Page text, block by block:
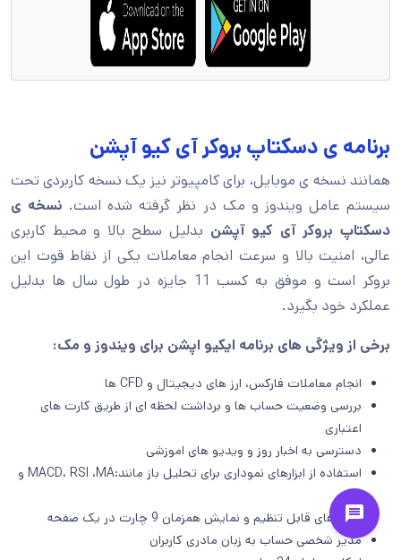
برنامه ی دسکتاپ بروکر آی کیو آپشن
همانند نسخه ی موبایل، برای کامپیوتر نیز یک نسخه کاربردی تحت
سیستم عامل ویندوز و مک در نظر گرفته شده است. نسخه ی
دسکتاپ بروکر آی کیو آپشن بدلیل سطح بالا و محیط کاربری
عالی، امنیت بالا و سرعت انجام معاملات یکی از نقاط قوت این
بروکر است و موفق به کسب 11 جایزه در طول سال ها بدلیل
عملکرد خود بگیرد.
برخی از ویژگی های برنامه ایکیو اپشن برای ویندوز و مک:
انجام معاملات فارکس، ارز های دیجیتال و CFD ها
بررسی وضعیت حساب ها و برداشت لحظه ای از طریق کارت های
اعتباری
دسترسی به اخبار روز و ویدیو های اموزشی
استفاده از ابزارهای نموداری برای تحلیل باز مانند:MACD، RSI ،MA و
… .
اعلان‌های قابل تنظیم و نمایش همزمان 9 چارت در یک صفحه
مدیر شخصی حساب به زبان مادری کاربران